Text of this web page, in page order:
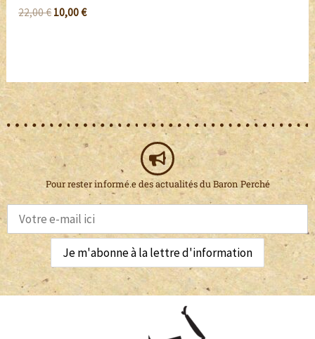
22,00€ 10,00€
Pour rester informé.e des actualités du Baron Perché